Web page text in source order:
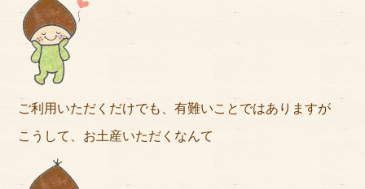
ご利用いただくだけでも、有難いことではありますが
こうして、お土産いただくなんて